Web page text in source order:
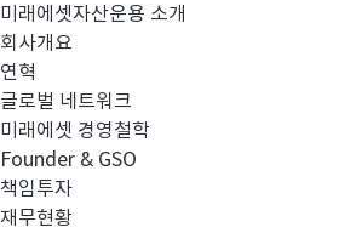
미래에셋자산운용 소개
회사개요
연혁
글로벌 네트워크
미래에셋 경영철학
Founder & GSO
책임투자
재무현황
2. 변경사항:
1) 보수 인하
2) 운용역 변경